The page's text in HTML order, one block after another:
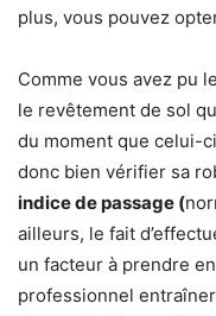
plus, vous pouvez
Comme vous avez pu
le revêtement de sol
du moment que celui-
donc bien vérifier sa
indice de passage (
ailleurs, le fait
un facteur à prendre
professionnel